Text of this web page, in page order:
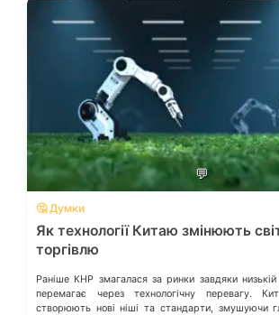
💬
🤔 Думки
Як технології Китаю змінюють
торгівлю
Раніше КНР змагалася за ринки завдяки низькій
перемагає через технологічну перевагу.
створюють нові ніші та стандарти, змушуючи